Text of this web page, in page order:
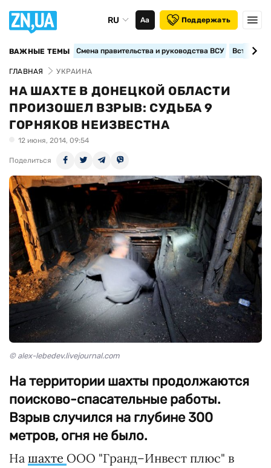
RU Аа Поддержать
ВАЖНЫЕ ТЕМЫ Смена правительства и руководства ВСУ
ГЛАВНАЯ УКРАИНА
НА ШАХТЕ В ДОНЕЦКОЙ ОБЛАСТИ
ПРОИЗОШЕЛ ВЗРЫВ: СУДЬБА 9
ГОРНЯКОВ НЕИЗВЕСТНА
12 июня, 2014, 09:54
Поделиться
© alex-lebedev.livejournal.com
На территории шахты продолжаются
поисково-спасательные работы.
Взрыв случился на глубине 300
метров, огня не было.
На шахте ООО "Гранд–Инвест плюс" в